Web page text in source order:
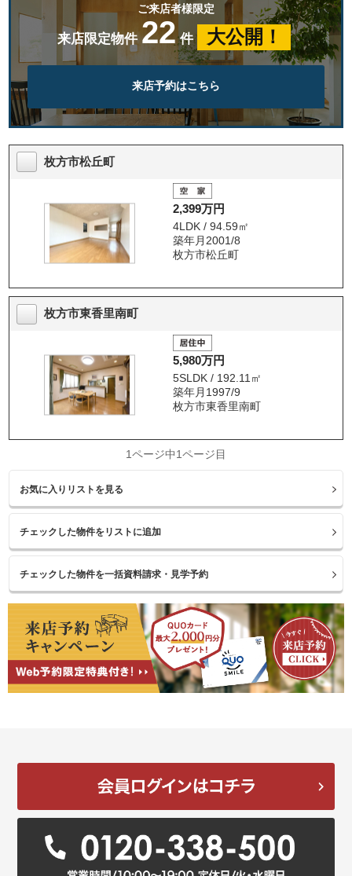
ご来店者様限定
来店限定物件 22 件 大公開！
来店予約はこちら
枚方市松丘町
2,399万円
4LDK / 94.59㎡
築年月2001/8
枚方市松丘町
枚方市東香里南町
5,980万円
5SLDK / 192.11㎡
築年月1997/9
枚方市東香里南町
1ページ中1ページ目
お気に入りリストを見る